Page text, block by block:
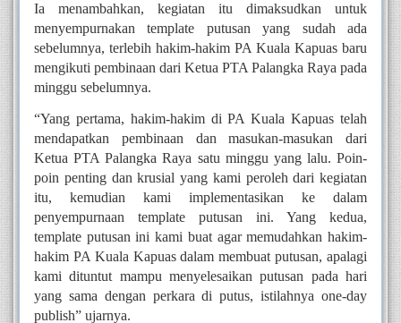
Ia menambahkan, kegiatan itu dimaksudkan untuk
menyempurnakan template putusan yang sudah ada
sebelumnya, terlebih hakim-hakim PA Kuala Kapuas baru
mengikuti pembinaan dari Ketua PTA Palangka Raya pada
minggu sebelumnya.
“Yang pertama, hakim-hakim di PA Kuala Kapuas telah
mendapatkan pembinaan dan masukan-masukan dari
Ketua PTA Palangka Raya satu minggu yang lalu. Poin-
poin penting dan krusial yang kami peroleh dari kegiatan
itu, kemudian kami implementasikan ke dalam
penyempurnaan template putusan ini. Yang kedua,
template putusan ini kami buat agar memudahkan hakim-
hakim PA Kuala Kapuas dalam membuat putusan, apalagi
kami dituntut mampu menyelesaikan putusan pada hari
yang sama dengan perkara di putus, istilahnya one-day
publish” ujarnya.